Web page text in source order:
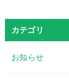
カテゴリ
お知らせ